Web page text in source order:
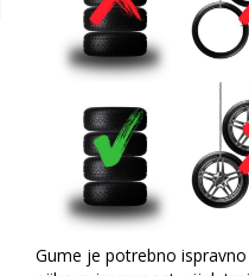
Gume je potrebno